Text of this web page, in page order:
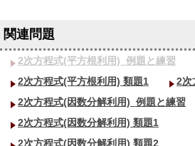
2次方程式(平方根利用)_ 例題と練習
2次方程式(平方根利用) 類題1
2次
2次方程式(因数分解利用)_ 例題と練習
2次方程式(因数分解利用) 類題1
2次方程式(因数分解利用) 類題2